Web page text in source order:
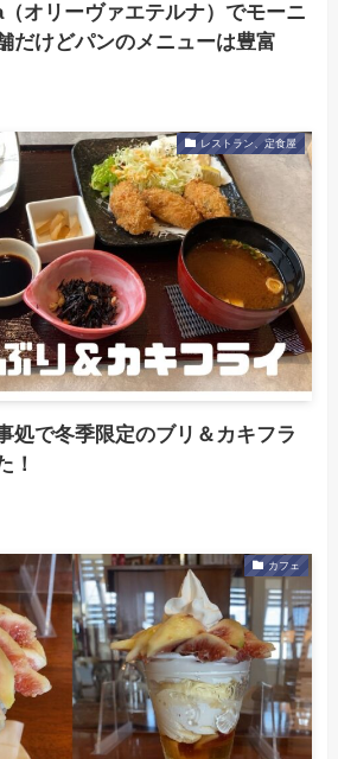
オリーヴァエテルナ）でモーニ
だけどパンのメニューは豊富
レストラン、定食屋
処で冬季限定のブリ＆カキフラ
！
カフェ